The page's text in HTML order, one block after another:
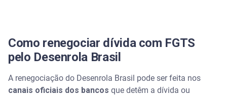
Como renegociar dívida com FGTS
pelo Desenrola Brasil
A renegociação do Desenrola Brasil pode ser feita nos
canais oficiais dos bancos que detêm a dívida ou